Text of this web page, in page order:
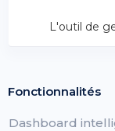
L'outil de
Fonctionnalités
Dashboard